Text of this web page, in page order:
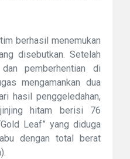
berhasil menemukan
disebutkan. Setelah
pemberhentian di
mengamankan dua
hasil penggeledahan,
hitam berisi 76
Leaf” yang diduga
dengan total berat